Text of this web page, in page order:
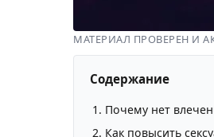
МАТЕРИАЛ ПРОВЕРЕН И
Содержание
Почему нет
Как повысить